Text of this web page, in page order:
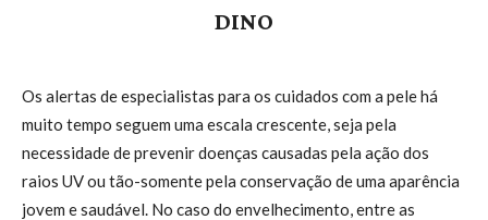
DINO
Os alertas de especialistas para os cuidados com a pele há
muito tempo seguem uma escala crescente, seja pela
necessidade de prevenir doenças causadas pela ação dos
raios UV ou tão-somente pela conservação de uma aparência
jovem e saudável. No caso do envelhecimento, entre as